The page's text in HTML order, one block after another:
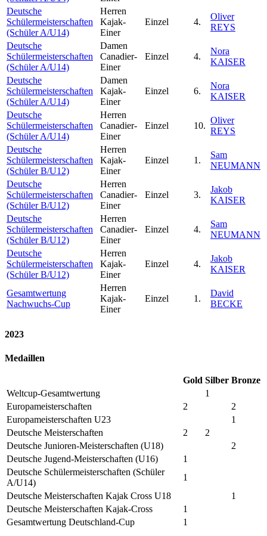
Deutsche
Schülermeisterschaften
(Schüler A/U14)
Herren
Kajak-
Einer
Einzel 4.
Oliver
REYS
Deutsche
Schülermeisterschaften
(Schüler A/U14)
Damen
Canadier-
Einer
Einzel 4.
Nora
KAISER
Deutsche
Schülermeisterschaften
(Schüler A/U14)
Damen
Kajak-
Einer
Einzel 6.
Nora
KAISER
Deutsche
Schülermeisterschaften
(Schüler A/U14)
Herren
Canadier-
Einer
Einzel 10.
Oliver
REYS
Deutsche
Schülermeisterschaften
(Schüler B/U12)
Herren
Kajak-
Einer
Einzel 1.
Sam
NEUMANN
Deutsche
Schülermeisterschaften
(Schüler B/U12)
Herren
Canadier-
Einer
Einzel 3.
Jakob
KAISER
Deutsche
Schülermeisterschaften
(Schüler B/U12)
Herren
Canadier-
Einer
Einzel 4.
Sam
NEUMANN
Deutsche
Schülermeisterschaften
(Schüler B/U12)
Herren
Kajak-
Einer
Einzel 4.
Jakob
KAISER
Gesamtwertung
Nachwuchs-Cup
Herren
Kajak-
Einer
Einzel 1.
David
BECKE
2023
Medaillen
Gold Silber Bronze
Weltcup-Gesamtwertung
1
Europameisterschaften
2
2
Europameisterschaften U23
1
Deutsche Meisterschaften
2
2
Deutsche Junioren-Meisterschaften (U18)
2
Deutsche Jugend-Meisterschaften (U16)
1
Deutsche Schülermeisterschaften (Schüler
A/U14)
1
Deutsche Meisterschaften Kajak Cross U18
1
Deutsche Meisterschaften Kajak-Cross
1
Gesamtwertung Deutschland-Cup
1